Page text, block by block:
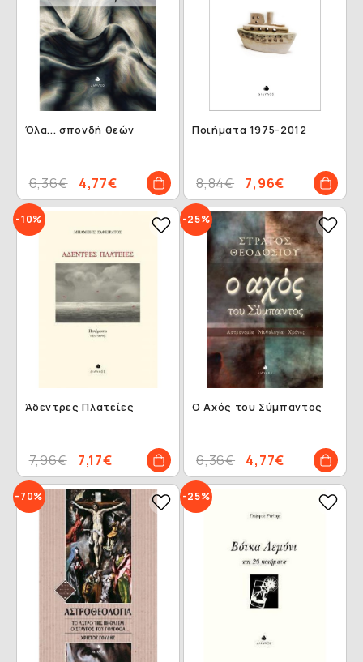
Όλα... σπονδή θεών
4,77€
6,36€
Ποιήματα 1975-2012
7,96€
8,84€
-10%
Άδεντρες Πλατείες
7,17€
7,96€
-25%
Ο Αχός του Σύμπαντος
4,77€
6,36€
-70% -25%